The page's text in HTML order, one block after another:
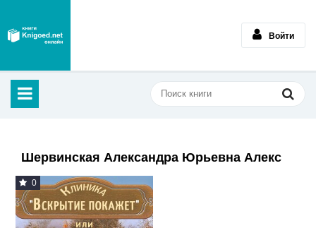
Войти
Шервинская Александра Юрьевна Алекс
0